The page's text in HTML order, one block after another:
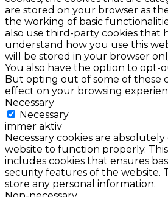
are stored on your browser as
the working of basic
also use third-party cookies that
understand how you use this
will be stored in your browser
You also have the option to opt-
But opting out of some of these
effect on your browsing
Necessary
Necessary
immer aktiv
Necessary cookies are
website to function properly.
includes cookies that ensures
security features of the website.
store any personal information.